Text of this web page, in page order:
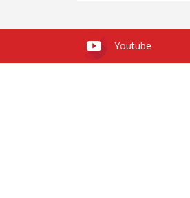
Youtube